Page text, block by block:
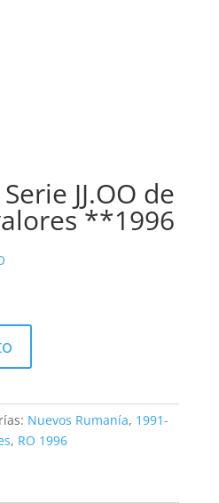
JJ.OO de
**1996
Nuevos Rumanía, 1991-
, RO 1996